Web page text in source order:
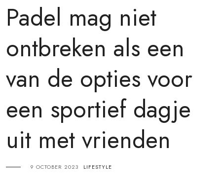
Padel mag niet
ontbreken als een
van de opties voor
een sportief dagje
uit met vrienden
9 OCTOBER 2023 LIFESTYLE